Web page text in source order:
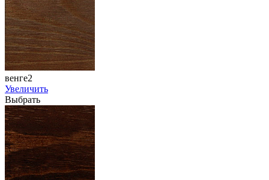
венге2
Увеличить
Выбрать